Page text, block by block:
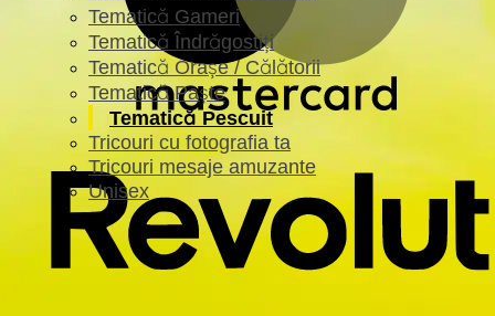
Tematică Gameri
Tematică Îndrăgostiți
Tematică Orașe / Călătorii
Tematică Paște
Tematică Pescuit
Tricouri cu fotografia ta
Tricouri mesaje amuzante
Unisex